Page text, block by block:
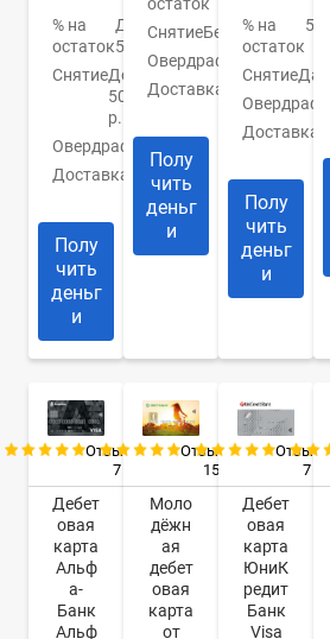
% на
остаток
До
5%
СнятиеДо
50000
р.
Овердрафт
Доставка
дней
Полу
чить
деньг
и
СнятиеБесплатно
Овердрафт
Доставка
дней
Полу
чить
деньг
и
% на
остаток
5%
СнятиеДа
Овердрафт
Доставка
Полу
чить
деньг
и
Отзывы:
7
Дебет
овая
карта
Альф
а-
Банк
Альф
Отзывы:
15
Моло
дёжн
ая
дебет
овая
карта
от
7
Дебет
овая
карта
ЮниК
редит
Банк
Visa